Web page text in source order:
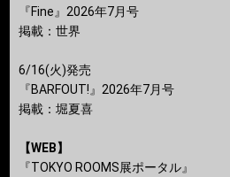
『Fine』2026年7月号
掲載：世界
6/16(火)発売
『BARFOUT!』2026年7月号
掲載：堀夏喜
【WEB】
『TOKYO ROOMS展ポータル』